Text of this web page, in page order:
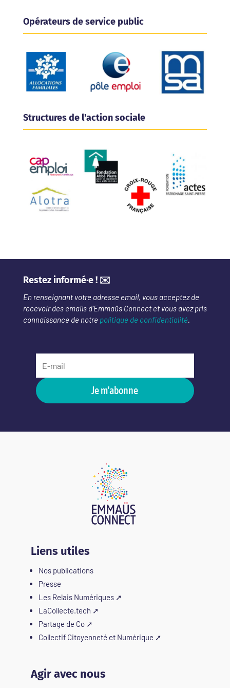
Opérateurs de service public
Structures de l'action sociale
Restez informé·e ! ✉️
En renseignant votre adresse email, vous acceptez de
recevoir des emails d’Emmaüs Connect et vous avez pris
connaissance de notre politique de confidentialité.
Je m'abonne
Liens utiles
Nos publications
Presse
Les Relais Numériques➚
LaCollecte.tech ➚
Partage de Co➚
Collectif Citoyenneté et Numérique ➚
Agir avec nous